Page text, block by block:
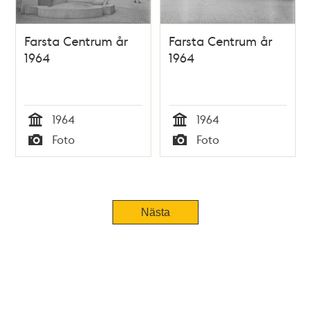
Farsta Centrum år
1964
Tid
1964
Typ
Foto
Farsta Centrum år
1964
Tid
1964
Typ
Foto
Nästa